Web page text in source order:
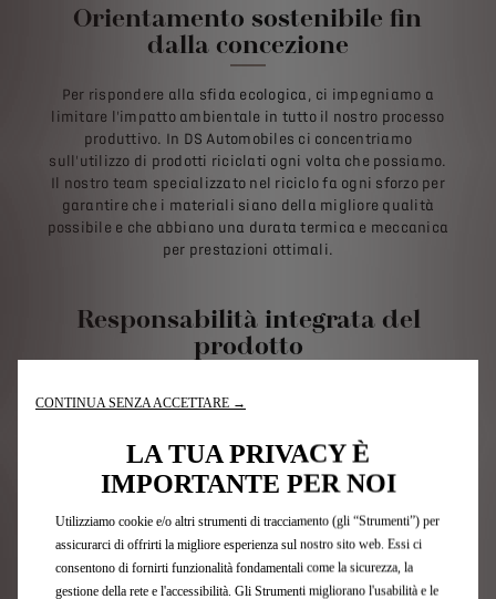
Orientamento sostenibile fin
dalla concezione
Per rispondere alla sfida ecologica, ci impegniamo a
limitare l'impatto ambientale in tutto il nostro processo
produttivo. In DS Automobiles ci concentriamo
sull'utilizzo di prodotti riciclati ogni volta che possiamo.
Il nostro team specializzato nel riciclo fa ogni sforzo per
garantire che i materiali siano della migliore qualità
possibile e che abbiano una durata termica e meccanica
per prestazioni ottimali.
Responsabilità integrata del
prodotto
1/4
CONTINUA SENZA ACCETTARE →
LA TUA PRIVACY È
IMPORTANTE PER NOI
Utilizziamo cookie e/o altri strumenti di tracciamento (gli “Strumenti”) per
assicurarci di offrirti la migliore esperienza sul nostro sito web. Essi ci
consentono di fornirti funzionalità fondamentali come la sicurezza, la
gestione della rete e l'accessibilità. Gli Strumenti migliorano l'usabilità e le